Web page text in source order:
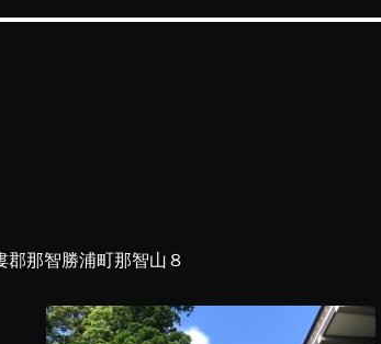
郡那智勝浦町那智山８